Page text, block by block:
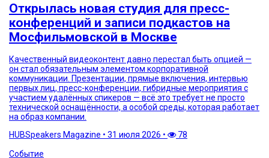
Открылась новая студия для пресс-
конференций и записи подкастов на
Мосфильмовской в Москве
Качественный видеоконтент давно перестал быть опцией —
он стал обязательным элементом корпоративной
коммуникации. Презентации, прямые включения, интервью
первых лиц, пресс-конференции, гибридные мероприятия с
участием удалённых спикеров — всё это требует не просто
технической оснащённости, а особой среды, которая работает
на образ компании.
HUBSpeakers Magazine • 31 июля 2026 •
78
Событие